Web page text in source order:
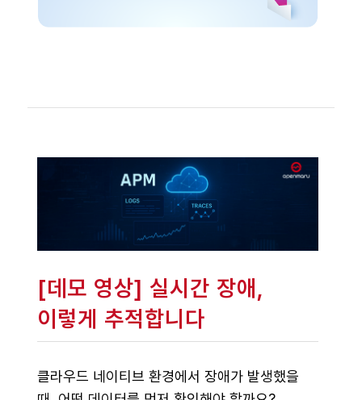
[데모 영상] 실시간 장애,
이렇게 추적합니다
클라우드 네이티브 환경에서 장애가 발생했을